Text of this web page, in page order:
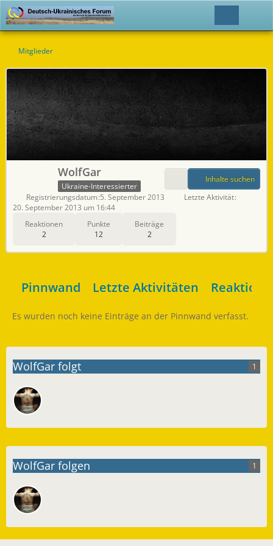
Mitglieder
WolfGar
Ukraine-Interessierter
Reaktionen
2
Punkte
12
Beiträge
2
Inhalte suchen
Registrierungsdatum 5. September 2013
Letzte Aktivität
20. September 2013 um 16:44
Pinnwand Letzte Aktivitäten
Es wurden noch keine Einträge an der Pinnwand verfasst.
WolfGar folgt 1
WolfGar folgen 1